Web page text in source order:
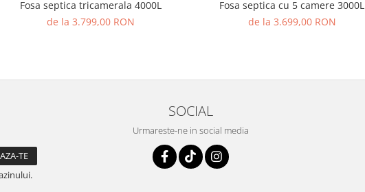
Fosa septica tricamerala 4000L
de la 3.799,00 RON
Fosa septica cu 5 camere 3000L
de la 3.699,00 RON
SOCIAL
Urmareste-ne in social media